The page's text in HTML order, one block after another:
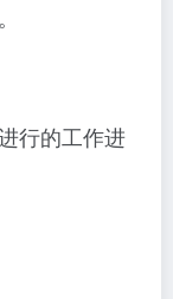
行的工作进